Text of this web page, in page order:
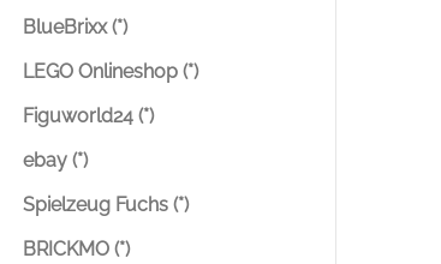
BlueBrixx (*)
LEGO Onlineshop (*)
Figuworld24 (*)
ebay (*)
Spielzeug Fuchs (*)
BRICKMO (*)